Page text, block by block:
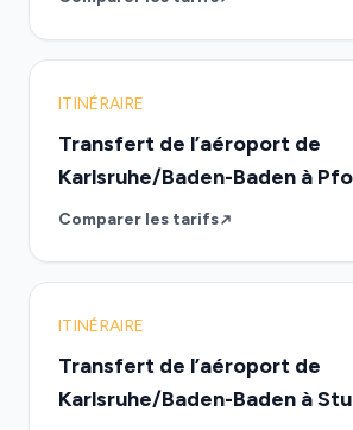
ITINÉRAIRE
Transfert de l’aéroport de
Karlsruhe/Baden-Baden à
Comparer les tarifs
ITINÉRAIRE
Transfert de l’aéroport de
Karlsruhe/Baden-Baden à